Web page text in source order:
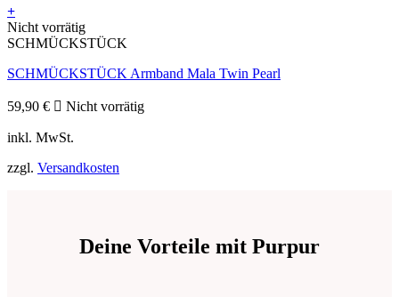
Produktseite
gewählt
werden
+
Nicht vorrätig
SCHMÜCKSTÜCK
SCHMÜCKSTÜCK Armband Mala Twin Pearl
59,90 € Nicht vorrätig
inkl. MwSt.
zzgl. Versandkosten
Deine Vorteile mit Purpur